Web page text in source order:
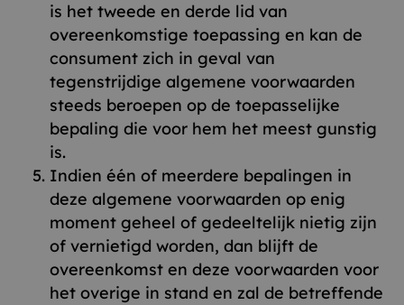
is het tweede en derde lid van
overeenkomstige toepassing en kan de
consument zich in geval van
tegenstrijdige algemene voorwaarden
steeds beroepen op de toepasselijke
bepaling die voor hem het meest gunstig
is.
Indien één of meerdere bepalingen in
deze algemene voorwaarden op enig
moment geheel of gedeeltelijk nietig zijn
of vernietigd worden, dan blijft de
overeenkomst en deze voorwaarden voor
het overige in stand en zal de betreffende